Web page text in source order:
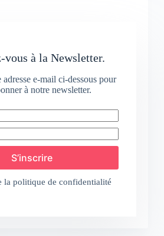
vous à la Newsletter.
adresse e-mail ci-dessous pour
à notre newsletter.
S’inscrire
la politique de confidentialité